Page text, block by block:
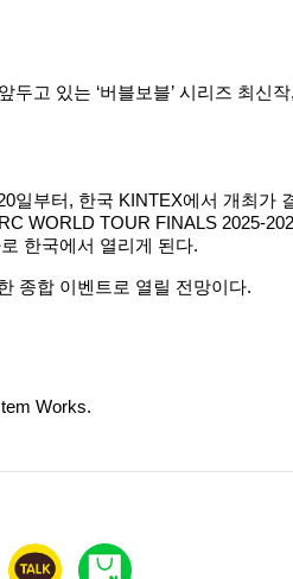
고 있는 ‘버블보블’ 시리즈 최신
일부터, 한국 KINTEX에서 개최가
WORLD TOUR FINALS 2025-
한국에서 열리게 된다.
종합 이벤트로 열릴 전망이다.
Works.